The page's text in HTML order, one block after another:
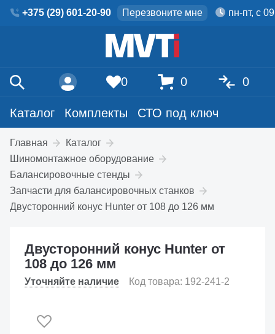
+375 (29) 601-20-90 Перезвоните мне пн-пт, с
Каталог Комплекты СТО под ключ
0 0 0
Главная
Каталог
Шиномонтажное оборудование
Балансировочные стенды
Запчасти для балансировочных станков
Двусторонний конус Hunter от 108 до 126 мм
Двусторонний конус Hunter от
108 до 126 мм
Уточняйте наличие Код товара: 192-241-2